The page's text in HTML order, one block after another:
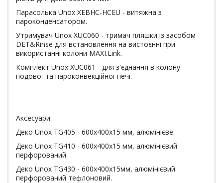
Парасолька Unox XEBHC-HCEU - витяжна з
пароконденсатором.
Утримувач Unox XUC060 - тримач пляшки із засобом
DET&Rinse для встановлення на вистоєнні при
використанні колони MAXI.Link.
Комплект Unox XUC061 - для з'єднання в колону
подової та пароконвекційної печі.
Аксесуари:
Деко Unox TG405 - 600х400х15 мм, алюмінієве.
Деко Unox TG410 - 600х400х15 мм, алюмінієвий
перфорований.
Деко Unox TG430 - 600х400х15мм, алюмінієвий
перфорований тефлоновий.